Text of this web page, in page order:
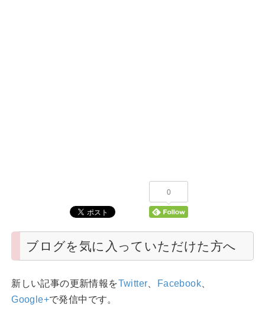
0
ブログを気に入っていただけた方へ
新しい記事の更新情報をTwitter Facebook
Google+で発信中です。